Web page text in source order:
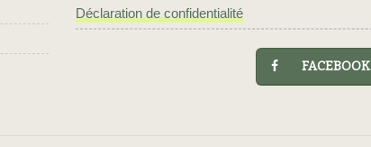
Déclaration de confidentialité
FACEBOOK